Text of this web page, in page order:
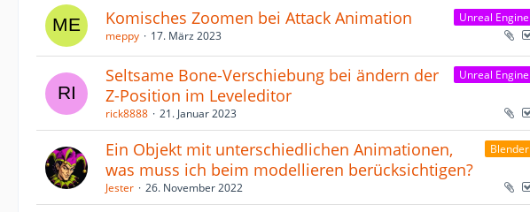
Unreal Engine
Komisches Zoomen bei Attack Animation
meppy 17. März 2023
Unreal Engine
Seltsame Bone-Verschiebung bei ändern der
Z-Position im Leveleditor
rick8888 21. Januar 2023
Blender
Ein Objekt mit unterschiedlichen Animationen,
was muss ich beim modellieren berücksichtigen?
Jester 26. November 2022